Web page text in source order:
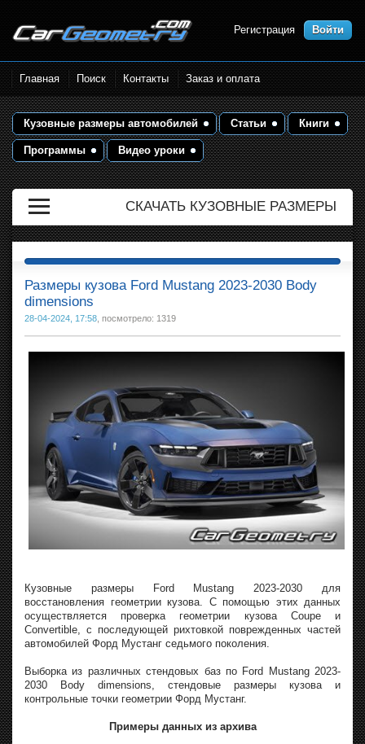
Размеры кузова автомобилей.
Контрольные точки и кузовные
размеры. Геометрия кузова
Регистрация Войти
Главная Поиск Контакты Заказ и оплата
Кузовные размеры автомобилей Статьи Книги
Программы Видео уроки
СКАЧАТЬ КУЗОВНЫЕ РАЗМЕРЫ
Размеры кузова Ford Mustang 2023-2030 Body
dimensions
28-04-2024, 17:58 , посмотрело: 1319
Кузовные размеры Ford Mustang 2023-2030 для
восстановления геометрии кузова. С помощью этих данных
осуществляется проверка геометрии кузова Coupe и
Convertible, с последующей рихтовкой поврежденных частей
автомобилей Форд Мустанг седьмого поколения.
Выборка из различных стендовых баз по Ford Mustang 2023-
2030 Body dimensions, стендовые размеры кузова и
контрольные точки геометрии Форд Мустанг.
Примеры данных из архива